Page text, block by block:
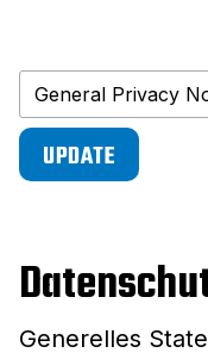
UPDATE
Generelles